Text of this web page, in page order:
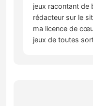
jeux racontant de
rédacteur sur le
ma licence de
jeux de toutes